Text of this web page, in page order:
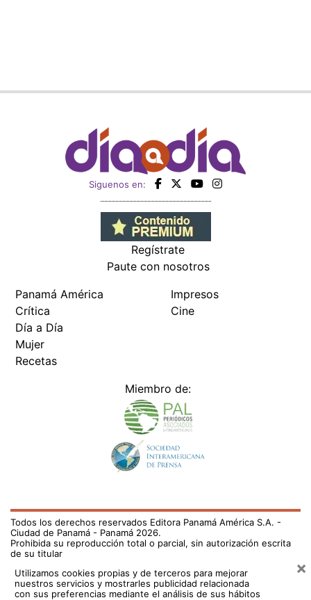
Siguenos en:
Regístrate
Paute con nosotros
Panamá América
Crítica
Día a Día
Mujer
Recetas
Impresos
Cine
Miembro de:
Todos los derechos reservados Editora Panamá América S.A. -
Ciudad de Panamá - Panamá 2026.
Prohibida su reproducción total o parcial, sin autorización escrita
de su titular
Utilizamos cookies propias y de terceros para mejorar
nuestros servicios y mostrarles publicidad relacionada
con sus preferencias mediante el análisis de sus hábitos
×